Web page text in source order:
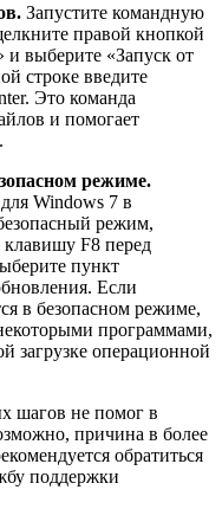
Запустите командную
правой кнопкой
выберите «Запуск от
строке введите
Это команда
и помогает
режиме.
Windows 7 в
режим,
клавишу F8 перед
пункт
Если
в безопасном режиме,
программами,
загрузке операционной
шагов не помог в
причина в более
обратиться
поддержки